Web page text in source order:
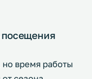
время работы